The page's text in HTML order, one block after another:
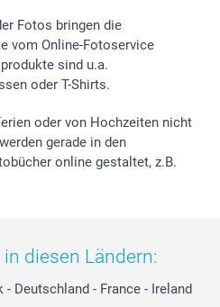
Fotos bringen die
vom Online-Fotoservice
sind u.a.
oder T-Shirts.
oder von Hochzeiten nicht
gerade in den
online gestaltet, z.B.
diesen Ländern:
- Deutschland - France - Ireland